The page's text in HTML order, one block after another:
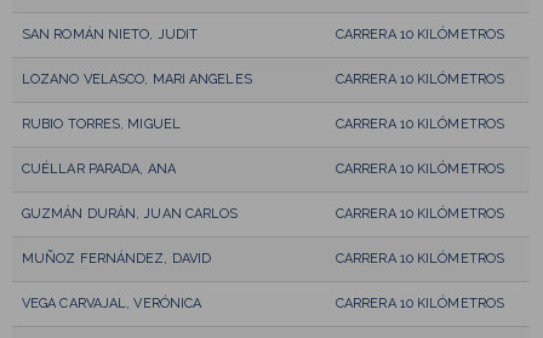
SAN ROMÁN NIETO, JUDIT CARRERA 10 KILÓMETROS
LOZANO VELASCO, MARI ANGELES CARRERA 10 KILÓMETROS
RUBIO TORRES, MIGUEL CARRERA 10 KILÓMETROS
CUÉLLAR PARADA, ANA CARRERA 10 KILÓMETROS
GUZMÁN DURÁN, JUAN CARLOS CARRERA 10 KILÓMETROS
MUÑOZ FERNÁNDEZ, DAVID CARRERA 10 KILÓMETROS
VEGA CARVAJAL, VERÓNICA CARRERA 10 KILÓMETROS